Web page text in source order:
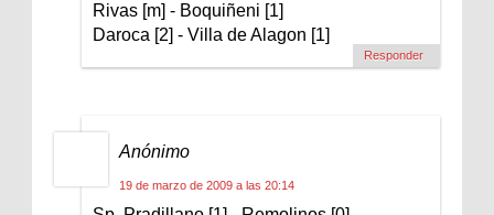
Rivas [m] - Boquiñeni [1]
Daroca [2] - Villa de Alagon [1]
Responder
Anónimo
19 de marzo de 2009 a las 20:14